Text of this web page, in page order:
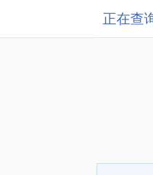
正在查